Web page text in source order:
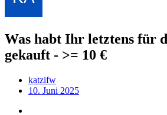
Was habt Ihr letztens für
gekauft - >= 10 €
katzifw
10. Juni 2025